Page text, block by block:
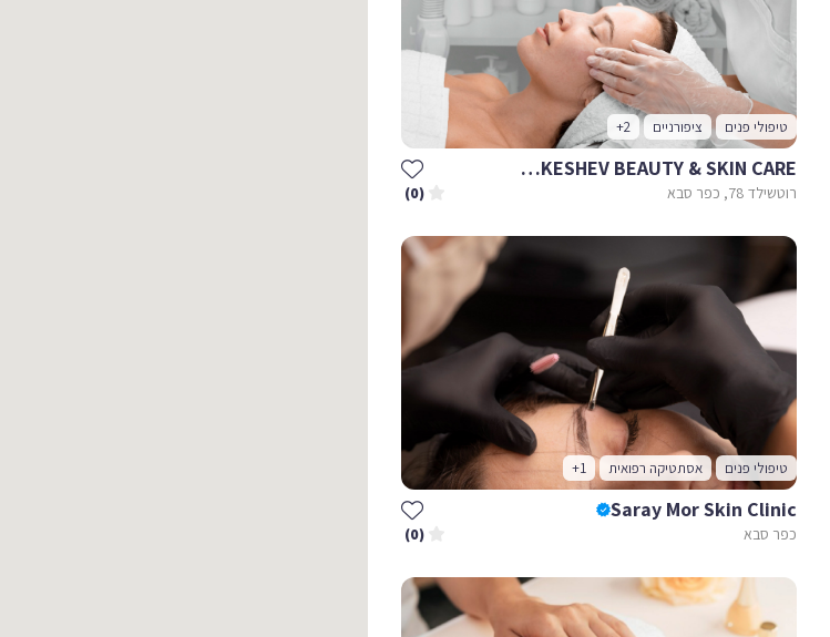
טיפולי פנים ציפורניים +2
ADI KESHEV BEAUTY & SKIN CARE
רוטשילד 78, כפר סבא (0)
טיפולי פנים אסתטיקה רפואית +1
Saray Mor Skin Clinic
כפר סבא (0)